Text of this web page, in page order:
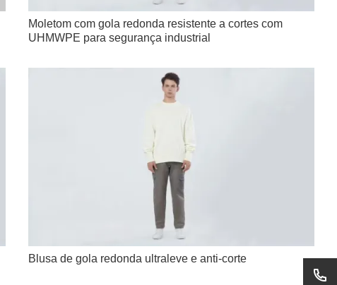
Moletom com gola redonda resistente a cortes com
UHMWPE para segurança industrial
Blusa de gola redonda ultraleve e anti-corte